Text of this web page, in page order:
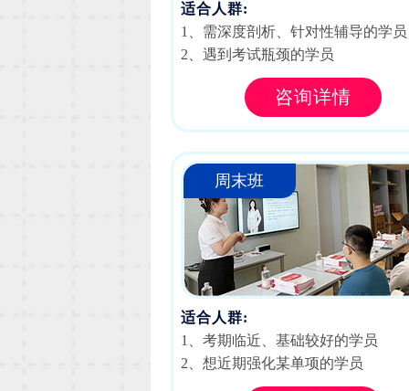
适合人群:
1、需深度剖析、针对性辅导的学员
2、遇到考试瓶颈的学员
咨询详情
周末班
适合人群:
1、考期临近、基础较好的学员
2、想近期强化某单项的学员